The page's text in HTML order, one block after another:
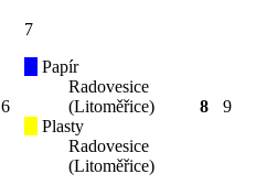
6
7
Papír
Radovesice
(Litoměřice)
Plasty
Radovesice
(Litoměřice)
8 9